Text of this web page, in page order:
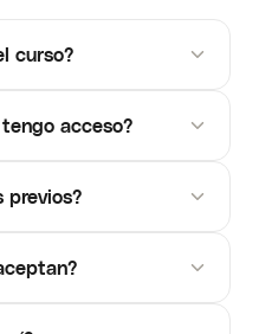
curso?
acceso?
previos?